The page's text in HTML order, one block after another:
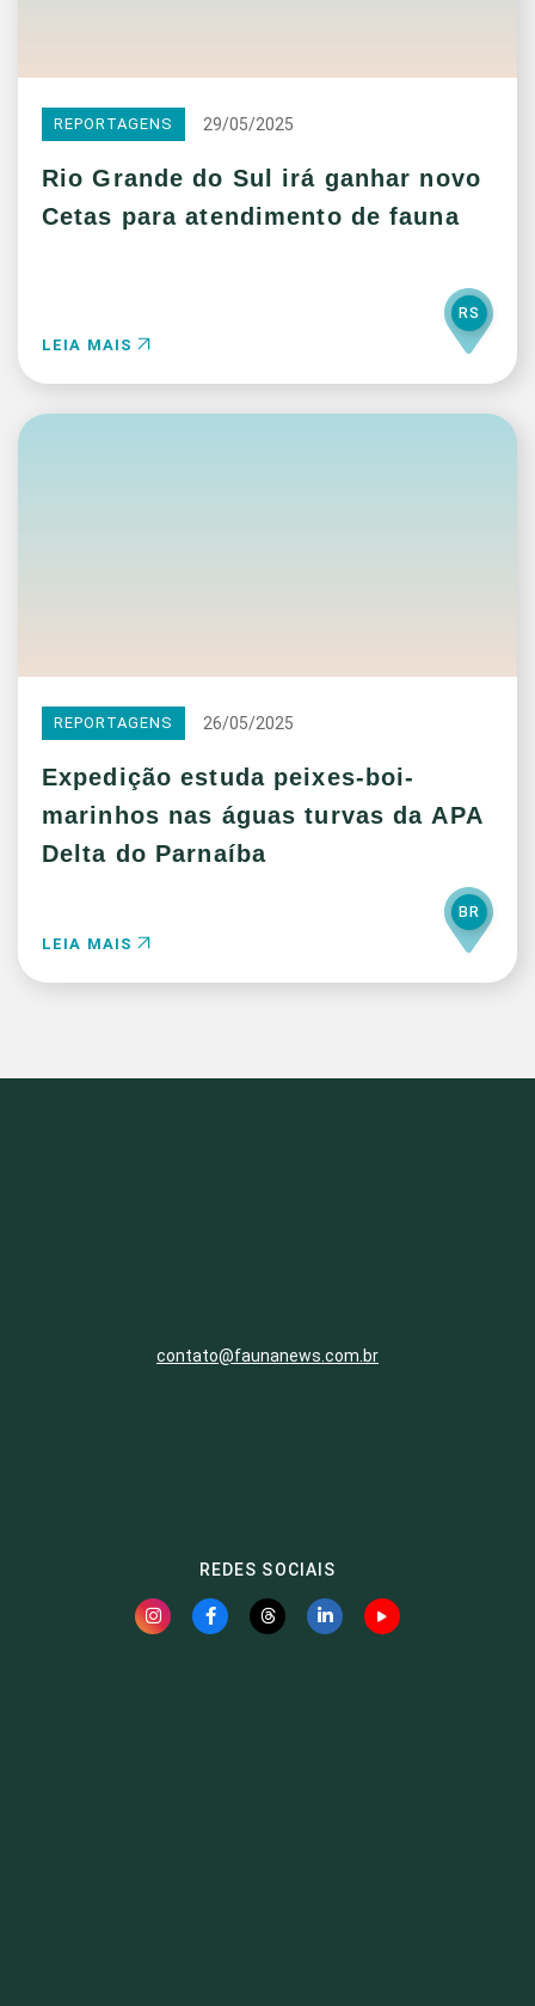
REPORTAGENS 29/05/2025
Rio Grande do Sul irá ganhar novo
Cetas para atendimento de fauna
LEIA MAIS
RS
REPORTAGENS 26/05/2025
Expedição estuda peixes-boi-
marinhos nas águas turvas da APA
Delta do Parnaíba
LEIA MAIS
BR
contato@faunanews.com.br
REDES SOCIAIS